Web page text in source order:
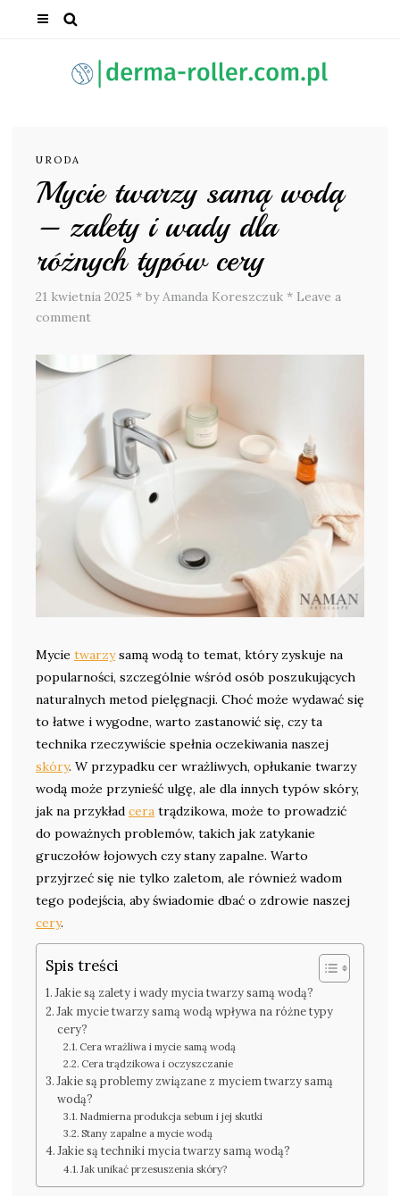
URODA
Mycie twarzy samą wodą
– zalety i wady dla
różnych typów cery
21 kwietnia 2025 * by Amanda Koreszczuk * Leave a
comment
Mycie twarzysamą wodą to temat, który zyskuje na
popularności, szczególnie wśród osób poszukujących
naturalnych metod pielęgnacji. Choć może wydawać się
to łatwe i wygodne, warto zastanowić się, czy ta
technika rzeczywiście spełnia oczekiwania naszej
skóry. W przypadku cer wrażliwych, opłukanie twarzy
wodą może przynieść ulgę, ale dla innych typów skóry,
jak na przykład cera trądzikowa, może to prowadzić
do poważnych problemów, takich jak zatykanie
gruczołów łojowych czy stany zapalne. Warto
przyjrzeć się nie tylko zaletom, ale również wadom
tego podejścia, aby świadomie dbać o zdrowie naszej
cery.
Spis treści
Jakie są zalety i wady mycia twarzy samą wodą?
Jak mycie twarzy samą wodą wpływa na różne typy
cery?
Cera wrażliwa i mycie samą wodą
Cera trądzikowa i oczyszczanie
Jakie są problemy związane z myciem twarzy samą
wodą?
Nadmierna produkcja sebum i jej skutki
Stany zapalne a mycie wodą
Jakie są techniki mycia twarzy samą wodą?
Jak unikać przesuszenia skóry?